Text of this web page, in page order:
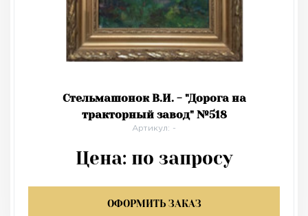
Стельмашонок В.И. - "Дорога на
тракторный завод" №518
Артикул: -
Цена: по запросу
ОФОРМИТЬ ЗАКАЗ